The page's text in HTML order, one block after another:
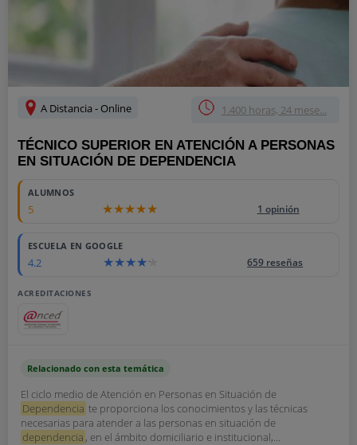
A Distancia - Online 1.400 horas, 24 mese...
TÉCNICO SUPERIOR EN ATENCIÓN A PERSONAS
EN SITUACIÓN DE DEPENDENCIA
ALUMNOS
5 1 opinión
ESCUELA EN GOOGLE
4.2 659 reseñas
ACREDITACIONES
Relacionado con esta temática
El ciclo medio de Atención en Personas en Situación de
Dependencia te proporciona los conocimientos y las técnicas
necesarias para atender a las personas en situación de
dependencia , en el ámbito domiciliario e institucional,...